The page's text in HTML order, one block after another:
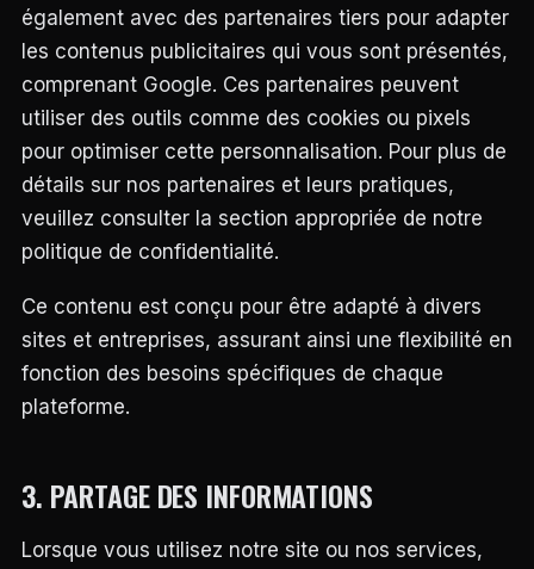
également avec des partenaires tiers pour adapter
les contenus publicitaires qui vous sont présentés,
comprenant Google. Ces partenaires peuvent
utiliser des outils comme des cookies ou pixels
pour optimiser cette personnalisation. Pour plus de
détails sur nos partenaires et leurs pratiques,
veuillez consulter la section appropriée de notre
politique de confidentialité.
Ce contenu est conçu pour être adapté à divers
sites et entreprises, assurant ainsi une flexibilité en
fonction des besoins spécifiques de chaque
plateforme.
3. PARTAGE DES INFORMATIONS
Lorsque vous utilisez notre site ou nos services,